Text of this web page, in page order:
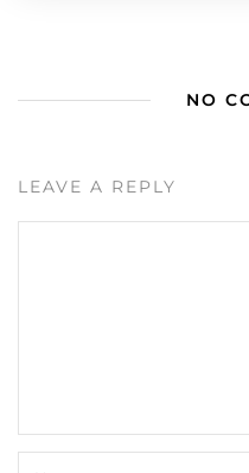
NO
LEAVE A REPLY